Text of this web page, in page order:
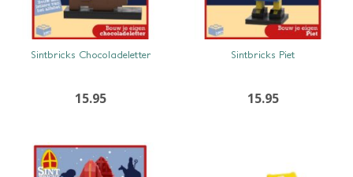
Sintbricks Chocoladeletter
15.95
Sintbricks Piet
15.95